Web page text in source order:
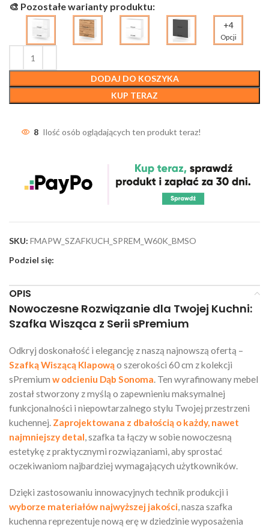
🎨 Pozostałe warianty produktu:
+4
Opcji
DODAJ DO KOSZYKA
KUP TERAZ
8 Ilość osób oglądających ten produkt teraz!
SKU: FMAPW_SZAFKUCH_SPREM_W60K_BMSO
Podziel się:
OPIS
Nowoczesne Rozwiązanie dla Twojej Kuchni:
Szafka Wisząca z Serii sPremium
Odkryj doskonałość i elegancję z naszą najnowszą ofertą –
Szafką Wiszącą Klapowąo szerokości 60 cm z kolekcji
sPremium w odcieniu Dąb Sonoma . Ten wyrafinowany mebel
został stworzony z myślą o zapewnieniu maksymalnej
funkcjonalności i niepowtarzalnego stylu Twojej przestrzeni
kuchennej. Zaprojektowana z dbałością o każdy, nawet
najmniejszy detal , szafka ta łączy w sobie nowoczesną
estetykę z praktycznymi rozwiązaniami, aby sprostać
oczekiwaniom najbardziej wymagających użytkowników.
Dzięki zastosowaniu innowacyjnych technik produkcji i
wyborze materiałów najwyższej jakości , nasza szafka
kuchenna reprezentuje nową erę w dziedzinie wyposażenia